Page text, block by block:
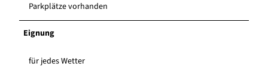
Parkplätze vorhanden
Eignung
für jedes Wetter